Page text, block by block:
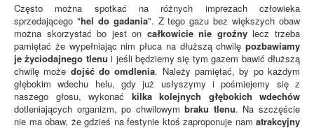
Często można spotkać na różnych imprezach człowieka
sprzedającego "hel do gadania". Z tego gazu bez większych obaw
można skorzystać bo jest on całkowicie nie groźnylecz trzeba
pamiętać że wypełniając nim płuca na dłuższą chwilę pozbawiamy
je życiodajnego tlenu i jeśli będziemy się tym gazem bawić dłuższą
chwilę może dojść do omdlenia. Należy pamiętać, by po każdym
głębokim wdechu helu, gdy już usłyszymy i pośmiejemy się z
naszego głosu, wykonać kilka kolejnych głębokich wdechów
dotleniających organizm, po chwilowymbraku tlenu. Na szczęście
nie ma obaw, że gdzieś na festynie ktoś zaproponuje nam atrakcyjny